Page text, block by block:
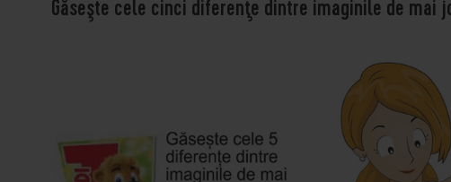
Găseşte cele cinci diferenţe dintre imaginile de mai